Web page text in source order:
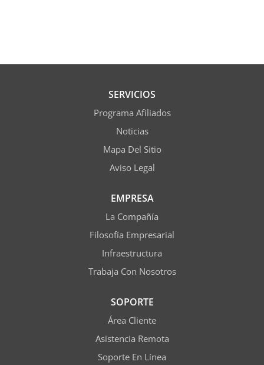
SERVICIOS
Programa Afiliados
Noticias
Mapa Del Sitio
Aviso Legal
EMPRESA
La Compañía
Filosofía Empresarial
Infraestructura
Trabaja Con Nosotros
SOPORTE
Área Cliente
Asistencia Remota
Soporte En Línea